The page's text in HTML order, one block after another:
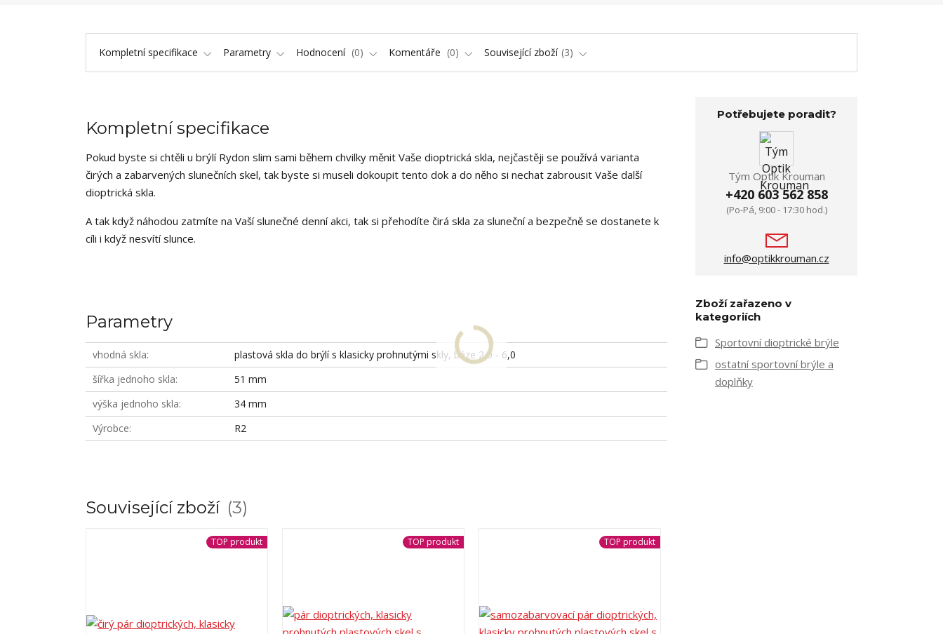
Kompletní specifikace Parametry Hodnocení 0 Komentáře 0 Související zboží 3
Kompletní specifikace
Pokud byste si chtěli u brýlí Rydon slim sami během chvilky měnit Vaše dioptrická skla, nejčastěji se používá varianta
čirých a zabarvených slunečních skel, tak byste si museli dokoupit tento dok a do něho si nechat zabrousit Vaše další
dioptrická skla.
A tak když náhodou zatmíte na Vaší slunečné denní akci, tak si přehodíte čirá skla za sluneční a bezpečně se dostanete k
cíli i když nesvítí slunce.
Parametry
vhodná skla
plastová skla do brýlí s klasicky prohnutými skly, báze 2,0 - 6,0
šířka jednoho skla
51 mm
výška jednoho skla
34 mm
Výrobce
R2
Potřebujete poradit?
Tým Optik Krouman
+420 603 562 858
(Po-Pá, 9:00 - 17:30 hod.)
info@optikkrouman.cz
Zboží zařazeno v
kategoriích
Sportovní dioptrické brýle
ostatní sportovní brýle a
doplňky
Související zboží 3
TOP produkt TOP produkt TOP produkt